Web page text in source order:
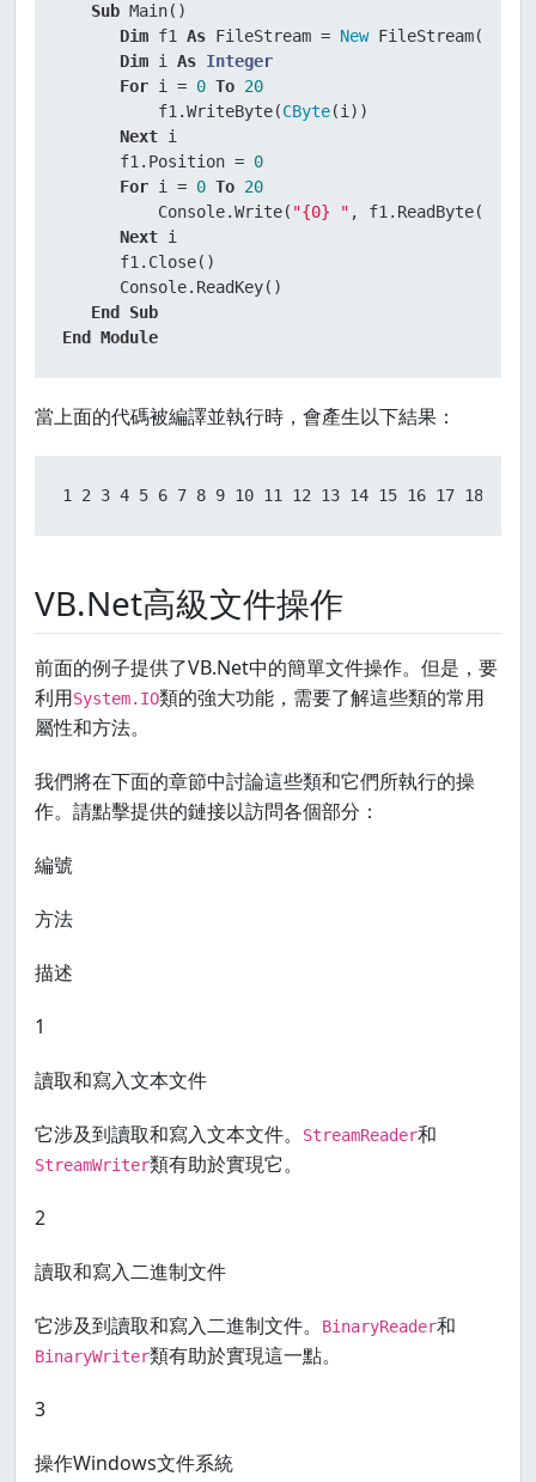
Sub Main()
Dim f1 As FileStream = New FileStream(
Dim i As Integer
For i = 0 To 20
          f1.WriteByte(
CByte(i))
Next i
      f1.Position =
0
For i = 0 To 20
          Console.Write(
"{0} " , f1.ReadByte())
Next i
      f1.Close()
      Console.ReadKey()
End
Sub
End
Module
當上面的代碼被編譯並執行時，會產生以下結果：
1 2 3 4 5 6 7 8 9 10 11 12 13 14 15 16 17 18 19
VB.Net高級文件操作
前面的例子提供了VB.Net中的簡單文件操作。但是，要
利用System.IO類的強大功能，需要了解這些類的常用
屬性和方法。
我們將在下面的章節中討論這些類和它們所執行的操
作。請點擊提供的鏈接以訪問各個部分：
編號
方法
描述
1
讀取和寫入文本文件
它涉及到讀取和寫入文本文件。 StreamReader和
StreamWriter類有助於實現它。
2
讀取和寫入二進制文件
它涉及到讀取和寫入二進制文件。 BinaryReader和
BinaryWriter類有助於實現這一點。
3
操作Windows文件系統